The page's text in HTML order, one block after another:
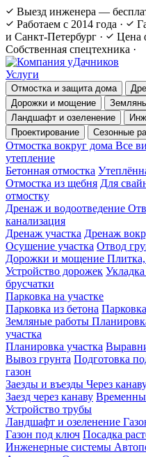
Выезд инженера —
Работаем с 2014 года ·
и Санкт-Петербург · Цена
Собственная спецтехника ·
Услуги
Отмостка и защита дома
Дорожки и мощение
Ландшафт и озеленение
Проектирование
Сезонные
Отмостка вокруг дома Все
утепление
Бетонная отмостка
Отмостка из щебня Для
отмостку
Дренаж и водоотведение
канализация
Дренаж участка Дренаж
Осушение участка Отвод
Дорожки и мощение Плитка,
Устройство дорожек
брусчатки
Парковка на участке
Парковка из бетона
Земляные работы
участка
Планировка участка
Вывоз грунта Подготовка
газон
Заезды и въезды Через
Заезд через канаву
Устройство трубы
Ландшафт и озеленение
Газон под ключ Посадка
Инженерные системы